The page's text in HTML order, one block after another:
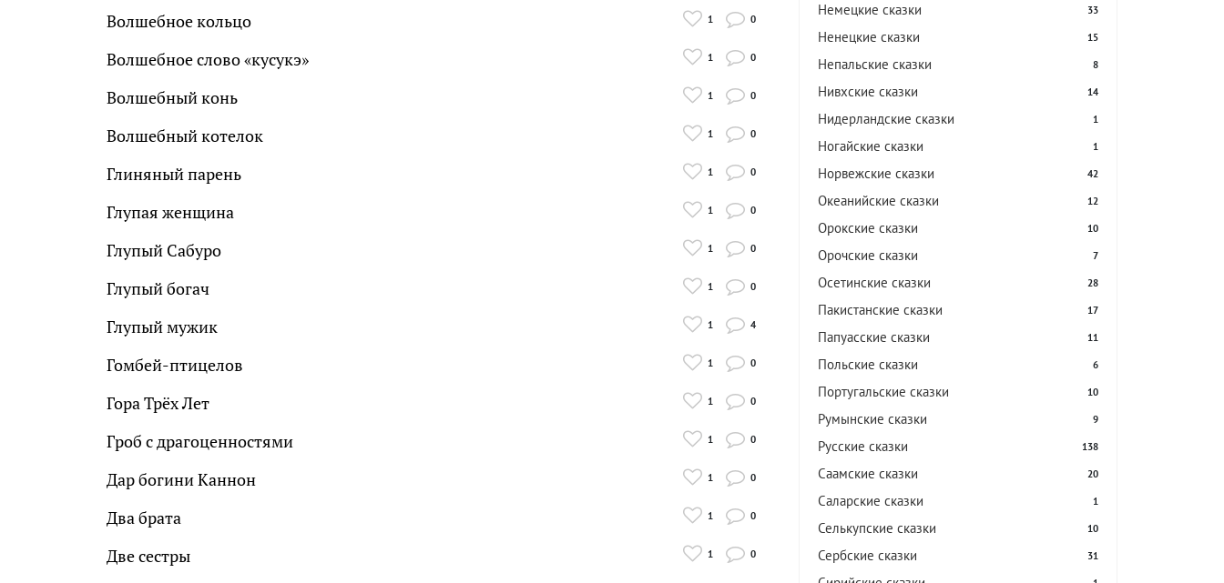
Волшебное кольцо 1 0
Волшебное слово «кусукэ» 1 0
Волшебный конь 1 0
Волшебный котелок 1 0
Глиняный парень 1 0
Глупая женщина 1 0
Глупый Сабуро 1 0
Глупый богач 1 0
Глупый мужик 1 4
Гомбей-птицелов 1 0
Гора Трёх Лет 1 0
Гроб с драгоценностями 1 0
Дар богини Каннон 1 0
Два брата 1 0
Две сестры 1 0
Немецкие сказки 33
Ненецкие сказки 15
Непальские сказки 8
Нивхские сказки 14
Нидерландские сказки 1
Ногайские сказки 1
Норвежские сказки 42
Океанийские сказки 12
Орокские сказки 10
Орочские сказки 7
Осетинские сказки 28
Пакистанские сказки 17
Папуасские сказки 11
Польские сказки 6
Португальские сказки 10
Румынские сказки 9
Русские сказки 138
Саамские сказки 20
Саларские сказки 1
Селькупские сказки 10
Сербские сказки 31